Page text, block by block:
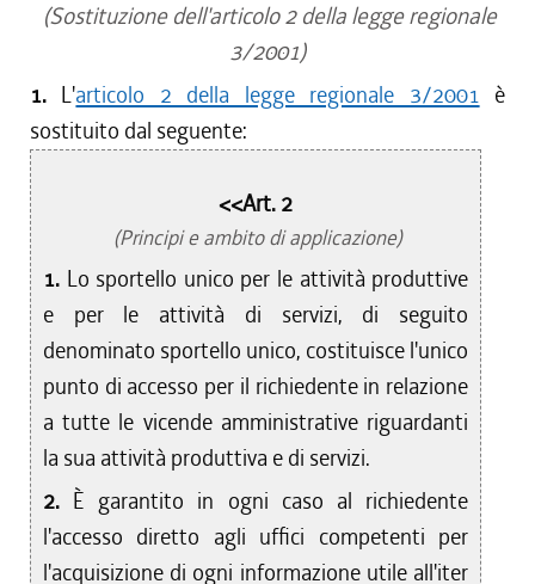
(Sostituzione dell'articolo 2 della legge regionale
3/2001)
1. L'articolo 2 della legge regionale 3/2001 è
sostituito dal seguente:
<<Art. 2
(Principi e ambito di applicazione)
1. Lo sportello unico per le attività produttive
e per le attività di servizi, di seguito
denominato sportello unico, costituisce l'unico
punto di accesso per il richiedente in relazione
a tutte le vicende amministrative riguardanti
la sua attività produttiva e di servizi.
2. È garantito in ogni caso al richiedente
l'accesso diretto agli uffici competenti per
l'acquisizione di ogni informazione utile all'iter